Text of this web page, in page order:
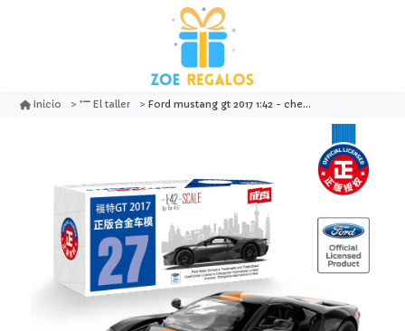
Inicio El taller Ford mustang gt 2017 1:42 - chengzhen